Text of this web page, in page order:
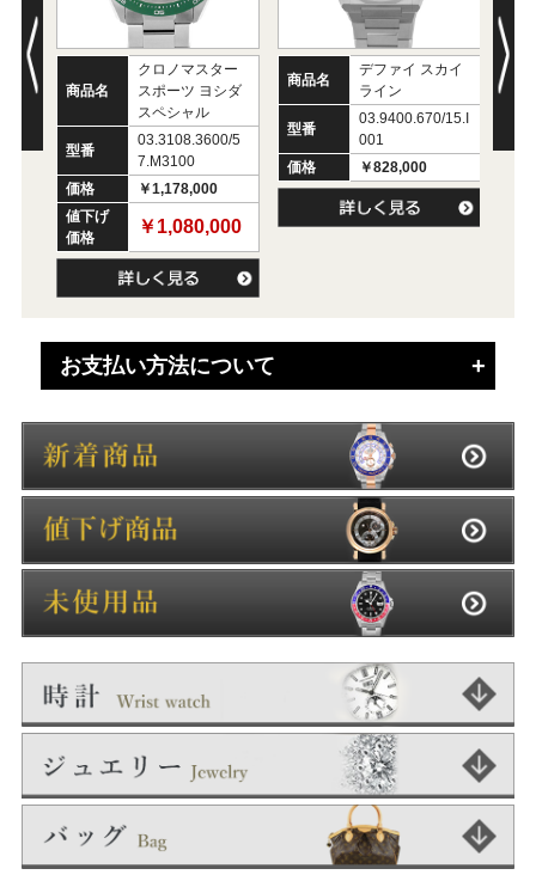
商品名
クロノマスター
スポーツ ヨシダ
スペシャル
型番
03.3108.3600/5
7.M3100
価格
￥1,178,000
値下げ
価格
￥1,080,000
商品名
デファイ スカイ
ライン
型番
03.9400.670/15.I
001
価格
￥828,000
お支払い方法について